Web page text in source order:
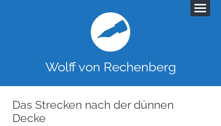
Wolff von Rechenberg
Das Strecken nach der dünnen
Decke